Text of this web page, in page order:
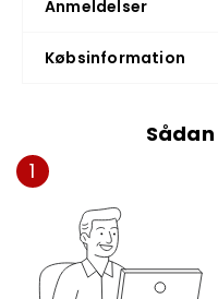
Anmeldelser
Købsinformation
1